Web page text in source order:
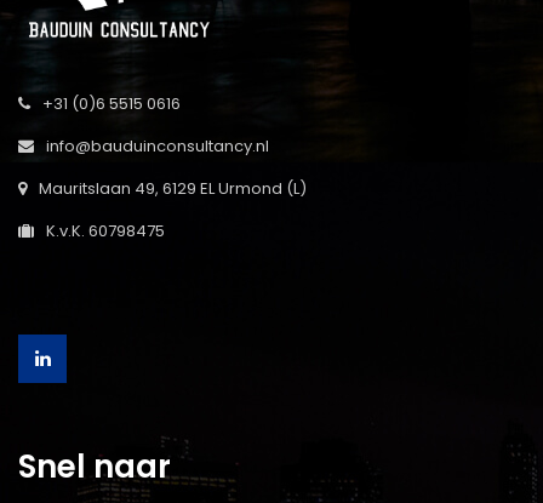
+31 (0)6 5515 0616
info@bauduinconsultancy.nl
Mauritslaan 49, 6129 EL Urmond (L)
K.v.K. 60798475
Snel naar